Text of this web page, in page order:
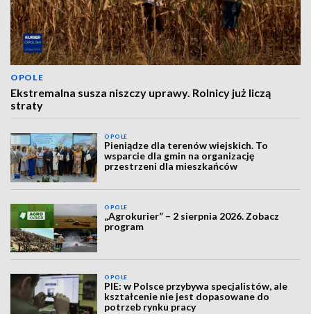
OPOLE
Ekstremalna susza niszczy uprawy. Rolnicy już liczą
straty
OPOLE
Pieniądze dla terenów wiejskich. To
wsparcie dla gmin na organizację
przestrzeni dla mieszkańców
OPOLE
„Agrokurier” – 2 sierpnia 2026. Zobacz
program
OPOLE
PIE: w Polsce przybywa specjalistów, ale
kształcenie nie jest dopasowane do
potrzeb rynku pracy